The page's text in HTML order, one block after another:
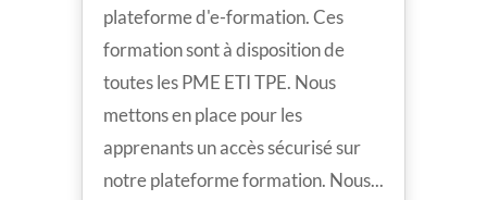
plateforme d'e-formation. Ces
formation sont à disposition de
toutes les PME ETI TPE. Nous
mettons en place pour les
apprenants un accès sécurisé sur
notre plateforme formation. Nous...